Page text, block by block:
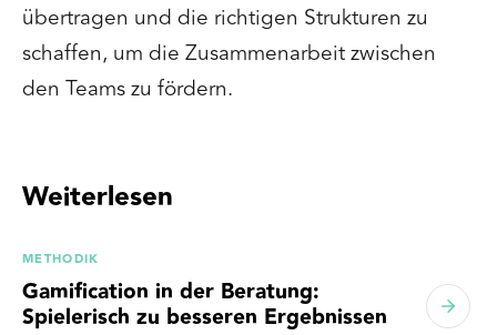
übertragen und die richtigen Strukturen zu
schaffen, um die Zusammenarbeit zwischen
den Teams zu fördern.
Weiterlesen
METHODIK
Gamification in der Beratung:
Spielerisch zu besseren Ergebnissen